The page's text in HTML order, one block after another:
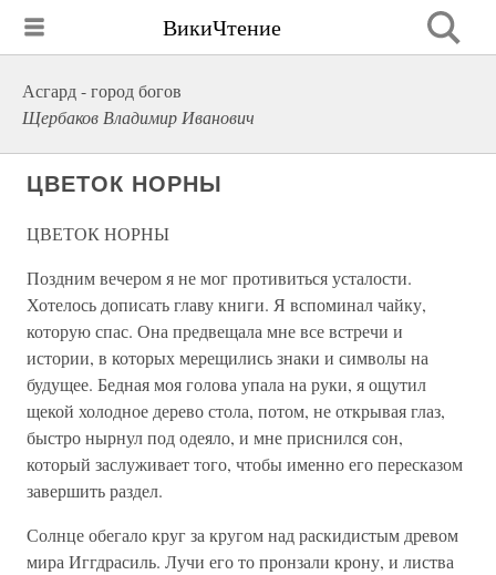
ВикиЧтение
Асгард - город богов
Щербаков Владимир Иванович
ЦВЕТОК НОРНЫ
ЦВЕТОК НОРНЫ
Поздним вечером я не мог противиться усталости.
Хотелось дописать главу книги. Я вспоминал чайку,
которую спас. Она предвещала мне все встречи и
истории, в которых мерещились знаки и символы на
будущее. Бедная моя голова упала на руки, я ощутил
щекой холодное дерево стола, потом, не открывая глаз,
быстро нырнул под одеяло, и мне приснился сон,
который заслуживает того, чтобы именно его пересказом
завершить раздел.
Солнце обегало круг за кругом над раскидистым древом
мира Иггдрасиль. Лучи его то пронзали крону, и листва